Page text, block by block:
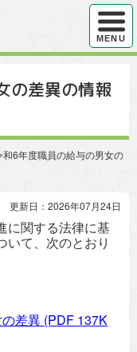
ハンバ
MENU
の差異の情報
6年度職員の給与の男女の
更新日：2026年07月24日
に関する法律に基
いて、次のとおり
差異 (PDF 137K